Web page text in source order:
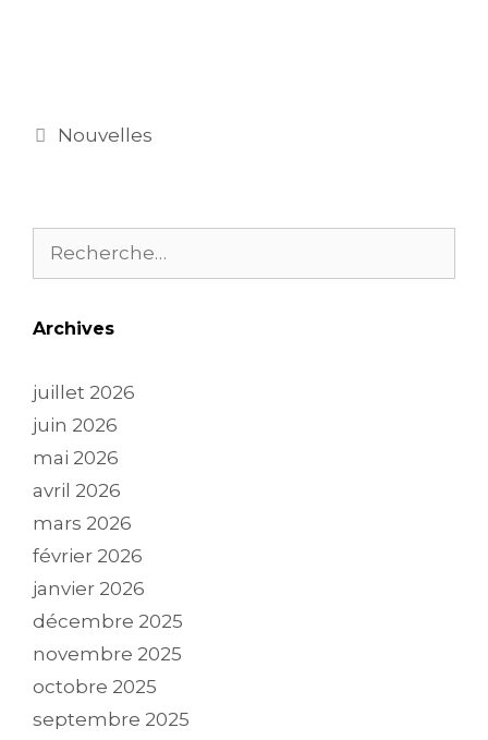
Nouvelles
Archives
juillet 2026
juin 2026
mai 2026
avril 2026
mars 2026
février 2026
janvier 2026
décembre 2025
novembre 2025
octobre 2025
septembre 2025